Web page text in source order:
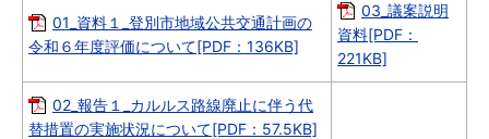
01_資料１_登別市地域公共交通計画の
令和６年度評価について[PDF：136KB]
03_議案説明
資料[PDF：
221KB]
02_報告１_カルルス路線廃止に伴う代
替措置の実施状況について[PDF：57.5KB]